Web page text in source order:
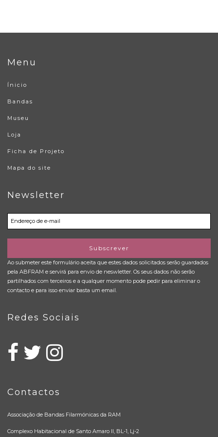
Menu
Ínicio
Bandas
Museu
Loja
Ficha de Projeto
Mapa do site
Newsletter
Subscrever
Ao submeter este formulário aceita que estes dados solicitados serão guardados
pela ABFRAM e servirá para envio de neswletter. Os seus dados não serão
partilhados com terceiros e a qualquer momento pode pedir para eliminar o
contacto e para isso enviar basta um email.
Redes Sociais
Contactos
Associação de Bandas Filarmónicas da RAM
Complexo Habitacional de Santo Amaro II, BL-1, Lj-2